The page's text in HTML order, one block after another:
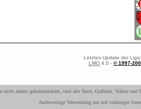
Letztes Update der
LMO 4.0 - © 1997-
nicht anders gekennzeichnet, sind alle Texte, Grafiken, Videos und
Anderweitige Verwendung nur mit vorheriger